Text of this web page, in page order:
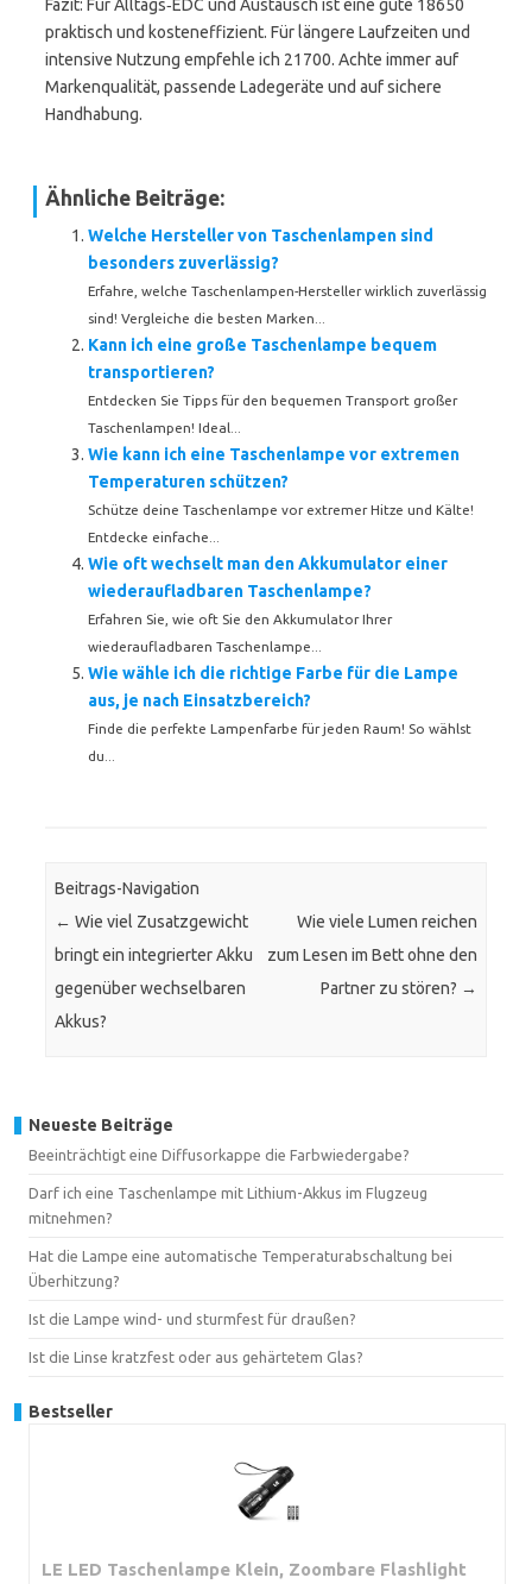
Fazit: Für Alltags‑EDC und Austausch ist eine gute 18650
praktisch und kosteneffizient. Für längere Laufzeiten und
intensive Nutzung empfehle ich 21700. Achte immer auf
Markenqualität, passende Ladegeräte und auf sichere
Handhabung.
Ähnliche Beiträge:
Welche Hersteller von Taschenlampen sind
besonders zuverlässig?
Erfahre, welche Taschenlampen-Hersteller wirklich zuverlässig
sind! Vergleiche die besten Marken...
Kann ich eine große Taschenlampe bequem
transportieren?
Entdecken Sie Tipps für den bequemen Transport großer
Taschenlampen! Ideal...
Wie kann ich eine Taschenlampe vor extremen
Temperaturen schützen?
Schütze deine Taschenlampe vor extremer Hitze und Kälte!
Entdecke einfache...
Wie oft wechselt man den Akkumulator einer
wiederaufladbaren Taschenlampe?
Erfahren Sie, wie oft Sie den Akkumulator Ihrer
wiederaufladbaren Taschenlampe...
Wie wähle ich die richtige Farbe für die Lampe
aus, je nach Einsatzbereich?
Finde die perfekte Lampenfarbe für jeden Raum! So wählst
du...
Beitrags-Navigation
← Wie viel Zusatzgewicht
bringt ein integrierter Akku
gegenüber wechselbaren
Akkus?
Wie viele Lumen reichen
zum Lesen im Bett ohne den
Partner zu stören? →
Neueste Beiträge
Beeinträchtigt eine Diffusorkappe die Farbwiedergabe?
Darf ich eine Taschenlampe mit Lithium-Akkus im Flugzeug
mitnehmen?
Hat die Lampe eine automatische Temperaturabschaltung bei
Überhitzung?
Ist die Lampe wind- und sturmfest für draußen?
Ist die Linse kratzfest oder aus gehärtetem Glas?
Bestseller
LE LED Taschenlampe Klein, Zoombare Flashlight